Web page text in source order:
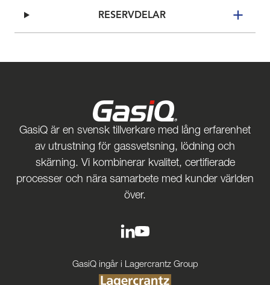
RESERVDELAR
GasiQ är en svensk tillverkare med lång erfarenhet
av utrustning för gassvetsning, lödning och
skärning. Vi kombinerar kvalitet, certifierade
processer och nära samarbete med kunder världen
över.
GasiQ ingår i Lagercrantz Group